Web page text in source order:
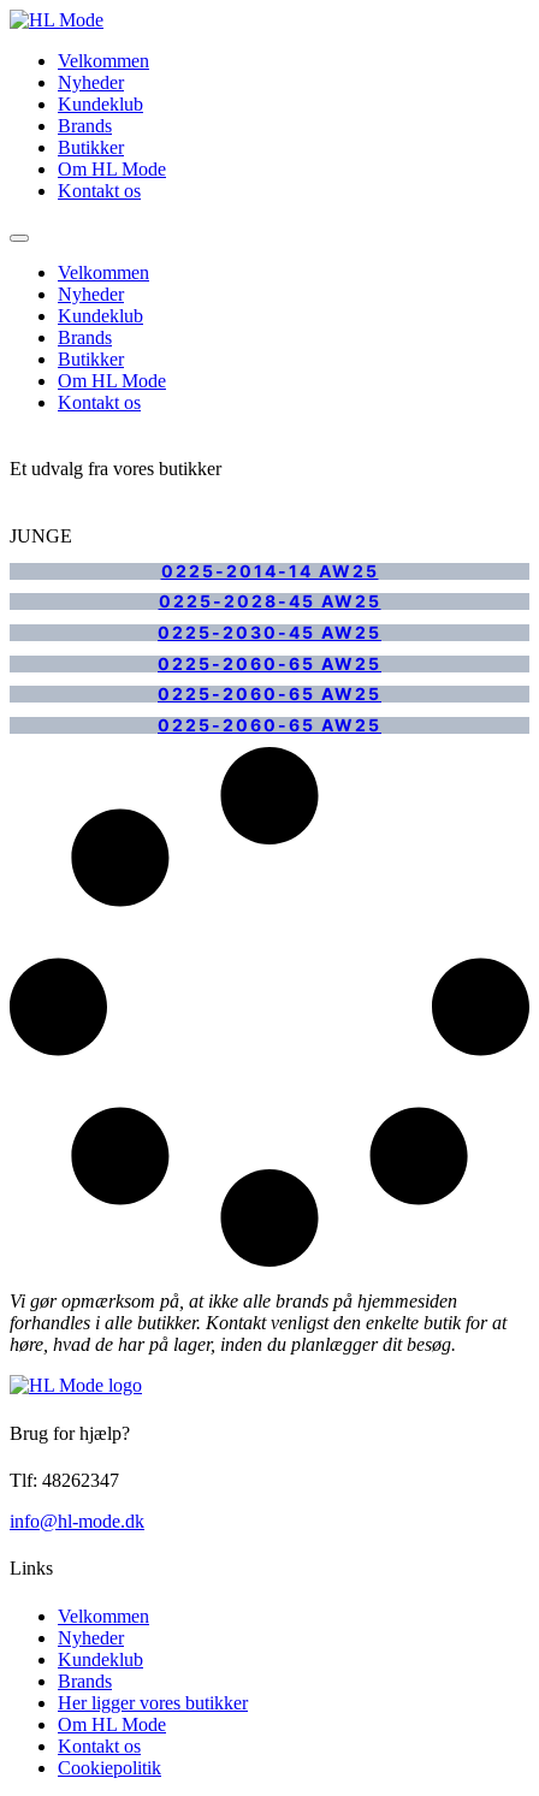
Videre
indholdVelkommen
Nyheder
Kundeklub
Brands
Butikker
Om HL Mode
Kontakt os
Velkommen
Nyheder
Kundeklub
Brands
Butikker
Om HL Mode
Kontakt os
Et udvalg fra vores butikker
JUNGE
0225-2014-14 AW25
0225-2028-45 AW25
0225-2030-45 AW25
0225-2060-65 AW25
0225-2060-65 AW25
0225-2060-65 AW25
Vi gør opmærksom på, at ikke alle brands på hjemmesiden
forhandles i alle butikker. Kontakt venligst den enkelte butik for at
høre, hvad de har på lager, inden du planlægger dit besøg.
Brug for hjælp?
Tlf: 48262347
info@hl-mode.dk
Links
Velkommen
Nyheder
Kundeklub
Brands
Her ligger vores butikker
Om HL Mode
Kontakt os
Cookiepolitik